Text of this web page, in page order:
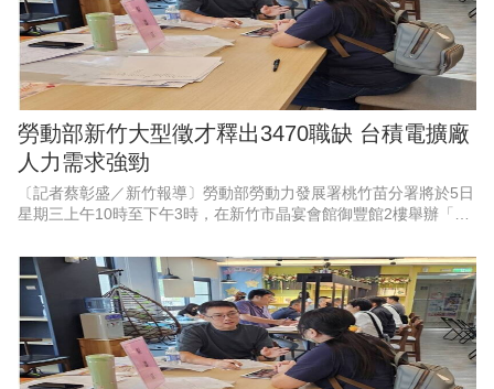
勞動部新竹大型徵才釋出3470職缺 台積電擴廠
人力需求強勁
〔記者蔡彰盛／新竹報導〕勞動部勞動力發展署桃竹苗分署將於5日
星期三上午10時至下午3時，在新竹市晶宴會館御豐館2樓舉辦「新
科技業廠商高達37